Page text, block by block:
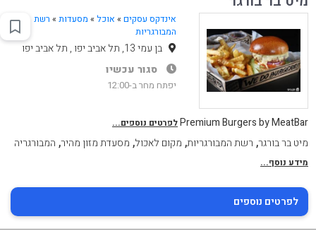
אינדקס עסקים » אוכל» מסעדות» רשת
המבורגריות
בן עמי 13, תל אביב יפו , תל אביב יפו
סגור עכשיו
יפתח מחר ב-12:00
Premium Burgers by MeatBarלפרטים נוספים...
מיט בר בורגר, רשת המבורגריות, מקום לאכול, מסעדת מזון מהיר, המבורגריה
מידע נוסף...
לפרטים נוספים